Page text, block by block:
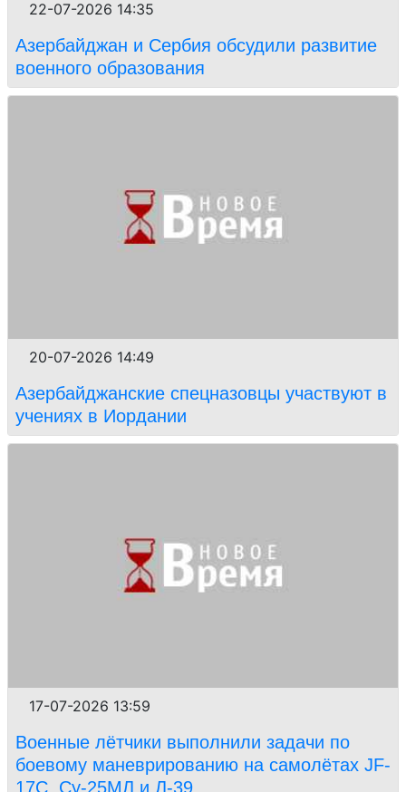
22-07-2026 14:35
Азербайджан и Сербия обсудили развитие
военного образования
20-07-2026 14:49
Азербайджанские спецназовцы участвуют в
учениях в Иордании
17-07-2026 13:59
Военные лётчики выполнили задачи по
боевому маневрированию на самолётах JF-
17C, Су-25МЛ и Л-39